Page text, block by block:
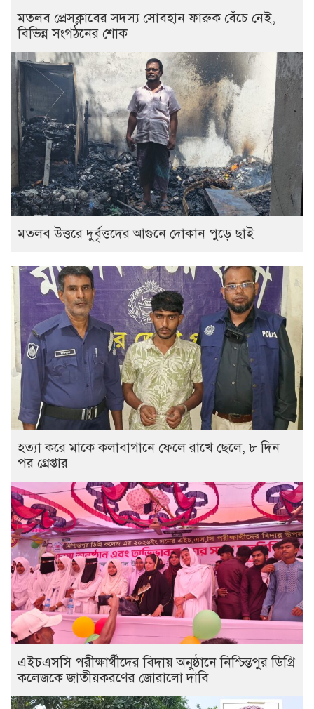
মতলব প্রেসক্লাবের সদস্য সোবহান ফারুক বেঁচে নেই,
বিভিন্ন সংগঠনের শোক
‎মতলব উত্তরে দুর্বৃত্তদের আগুনে দোকান পুড়ে ছাই
হত্যা করে মাকে কলাবাগানে ফেলে রাখে ছেলে, ৮ দিন
পর গ্রেপ্তার
এইচএসসি পরীক্ষার্থীদের বিদায় অনুষ্ঠানে নিশ্চিন্তপুর ডিগ্রি
কলেজকে জাতীয়করণের জোরালো দাবি